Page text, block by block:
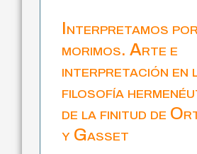
Interpretamos
morimos. Arte e
interpretación en
filosofía
de la finitud de
y Gasset